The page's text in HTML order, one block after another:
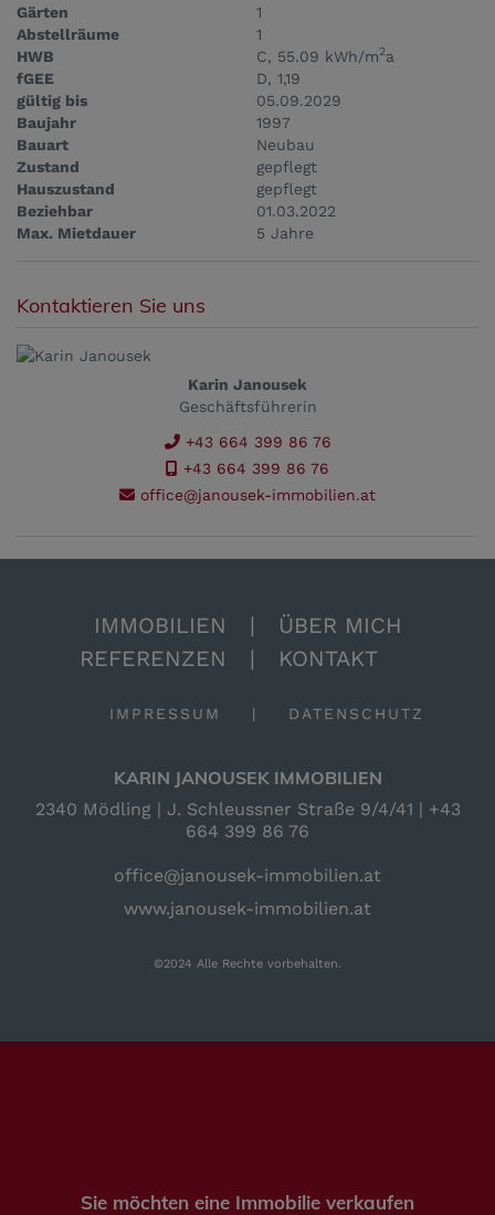
Gärten
1
Abstellräume
1
HWB
C, 55.09 kWh/m2a
fGEE
D, 1,19
gültig bis
05.09.2029
Baujahr
1997
Bauart
Neubau
Zustand
gepflegt
Hauszustand
gepflegt
Beziehbar
01.03.2022
Max. Mietdauer
5 Jahre
Kontaktieren Sie uns
Karin Janousek
Geschäftsführerin
+43 664 399 86 76
+43 664 399 86 76
office@janousek-immobilien.at
IMMOBILIEN |
ÜBER MICH
REFERENZEN | KONTAKT
IMPRESSUM | DATENSCHUTZ
KARIN JANOUSEK IMMOBILIEN
2340 Mödling | J. Schleussner Straße 9/4/41 | +43
664 399 86 76
office@janousek-immobilien.at
www.janousek-immobilien.at
©2024 Alle Rechte vorbehalten.
Sie möchten eine Immobilie verkaufen